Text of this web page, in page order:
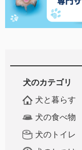
犬のカテゴリ
犬と暮らす
犬の食べ物
犬のトイレ